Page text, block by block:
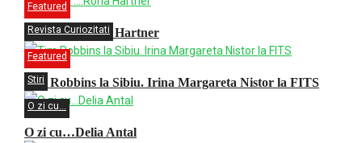
Featured
Revista Curiozitati
O zi cu ….Rona Hartner
Featured
Stiri
Tim Robbins la Sibiu. Irina Margareta Nistor la FITS
O zi cu...
O zi cu…Delia Antal